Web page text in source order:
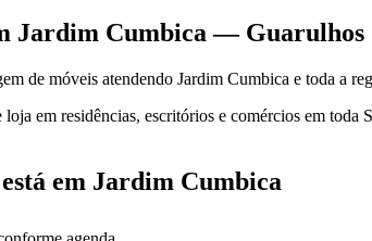
Jardim Cumbica — Guarulhos
de móveis atendendo Jardim Cumbica e toda a
em residências, escritórios e comércios em
em Jardim Cumbica